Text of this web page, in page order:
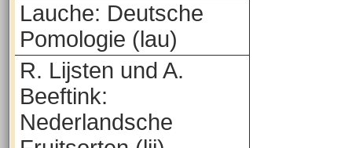
Lauche: Deutsche
Pomologie (lau)
R. Lijsten und A.
Beeftink:
Nederlandsche